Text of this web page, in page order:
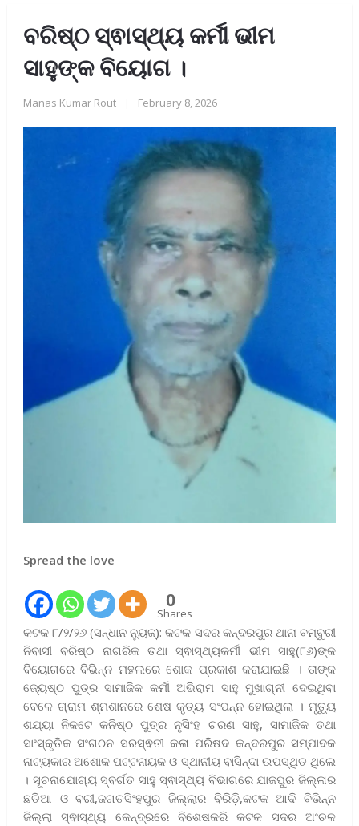
ବରିଷ୍ଠ ସ୍ଵାସ୍ଥ୍ୟ କର୍ମୀ ଭୀମ
ସାହୁଙ୍କ ବିୟୋଗ ।
Manas Kumar Rout February 8, 2026
Spread the love
0
Shares
କଟକ ୮/୨/୨୬ (ସନ୍ଧାନ ନ୍ୟୁଜ୍): କଟକ ସଦର କନ୍ଦରପୁର ଥାନା ବମ୍ବୁରୀ
ନିବାସୀ ବରିଷ୍ଠ ନାଗରିକ ତଥା ସ୍ଵାସ୍ଥ୍ୟକର୍ମୀ ଭୀମ ସାହୁ(୮୬)ଙ୍କ
ବିୟୋଗରେ ବିଭିନ୍ନ ମହଲରେ ଶୋକ ପ୍ରକାଶ କରାଯାଇଛି । ତାଙ୍କ
ଜ୍ୟେଷ୍ଠ ପୁତ୍ର ସାମାଜିକ କର୍ମୀ ଅଭିରାମ ସାହୁ ମୁଖାଗ୍ନୀ ଦେଇଥିବା
ବେଳେ ଗ୍ରାମ ଶ୍ମଶାନରେ ଶେଷ କୃତ୍ୟ ସଂପନ୍ନ ହୋଇଥିଲା । ମୃତ୍ୟୁ
ଶଯ୍ୟା ନିକଟେ କନିଷ୍ଠ ପୁତ୍ର ନୃସିଂହ ଚରଣ ସାହୁ, ସାମାଜିକ ତଥା
ସାଂସ୍କୃତିକ ସଂଗଠନ ସରସ୍ଵତୀ କଳା ପରିଷଦ କନ୍ଦରପୁର ସମ୍ପାଦକ
ନାଟ୍ୟକାର ଅଶୋକ ପଟ୍ଟନାୟକ ଓ ସ୍ଥାନୀୟ ବାସିନ୍ଦା ଉପସ୍ଥିତ ଥିଲେ
। ସୂଚନାଯୋଗ୍ୟ ସ୍ବର୍ଗତ ସାହୁ ସ୍ଵାସ୍ଥ୍ୟ ବିଭାଗରେ ଯାଜପୁର ଜିଲ୍ଳାର
ଛତିଆ ଓ ବରୀ,ଜଗତସିଂହପୁର ଜିଲ୍ଲାର ବିରିଡ଼ି,କଟକ ଆଦି ବିଭିନ୍ନ
ଜିଲ୍ଲା ସ୍ଵାସ୍ଥ୍ୟ କେନ୍ଦ୍ରରେ ବିଶେଷକରି କଟକ ସଦର ଅଂଚଳ